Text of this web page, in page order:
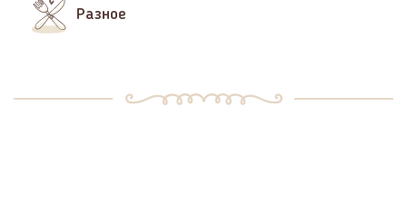
Разное